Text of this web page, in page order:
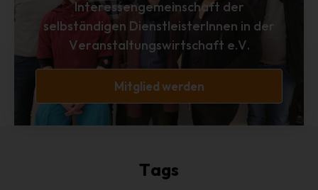
Interessengemeinschaft der
selbständigen DienstleisterInnen in der
Veranstaltungswirtschaft e.V.
Mitglied werden
Tags
ihre künftige Verarbeitung einzuschränken.
e) Profiling
Profiling ist jede Art der automatisierten Verarbeitung
personenbezogenen Daten verwendet werden, um
bestimmte persönliche Aspekte, die sich auf eine
natürliche Person beziehen, zu bewerten, insbesondere,
Zuverlässigkeit, Verhalten, Aufenthaltsort oder